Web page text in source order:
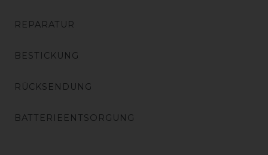
REPARATUR
BESTICKUNG
RÜCKSENDUNG
BATTERIEENTSORGUNG